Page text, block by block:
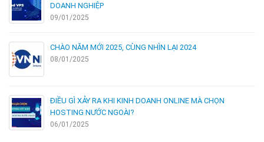
DOANH NGHIỆP
09/01/2025
CHÀO NĂM MỚI 2025, CÙNG NHÌN LẠI 2024
08/01/2025
ĐIỀU GÌ XẢY RA KHI KINH DOANH ONLINE MÀ CHỌN
HOSTING NƯỚC NGOÀI?
06/01/2025